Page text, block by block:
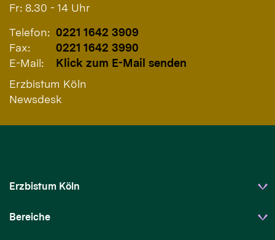
Fr: 8.30 - 14 Uhr
Telefon: 0221 1642 3909
Fax:
0221 1642 3990
E-Mail:
Klick zum E-Mail senden
Erzbistum Köln
Newsdesk
Erzbistum Köln
Bereiche